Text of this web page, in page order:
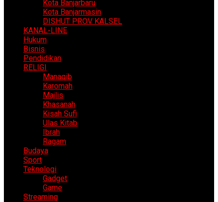
Kota Banjarbaru
Kota Banjarmasin
DISHUT PROV KALSEL
KANAL-LINE
Hukum
Bisnis
Pendidikan
RELIGI
Manaqib
Karomah
Majlis
Khasanah
Kisah Sufi
Ulas Kitab
Ibrah
Ragam
Budaya
Sport
Teknologi
Gadget
Game
Streaming